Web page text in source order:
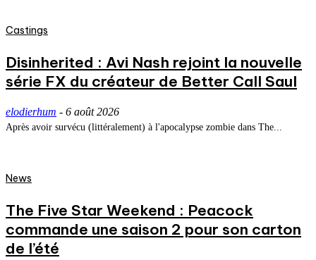
Castings
Disinherited : Avi Nash rejoint la nouvelle
série FX du créateur de Better Call Saul
elodierhum - 6 août 2026
Après avoir survécu (littéralement) à l'apocalypse zombie dans The...
News
The Five Star Weekend : Peacock
commande une saison 2 pour son carton
de l’été